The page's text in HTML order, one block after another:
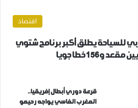
اقتصاد
للسياحة يطلق أكبر برنامج شتوي
قرعة دوري أبطال إفريقيا..
المغرب الفاسي يواجه رحيمو